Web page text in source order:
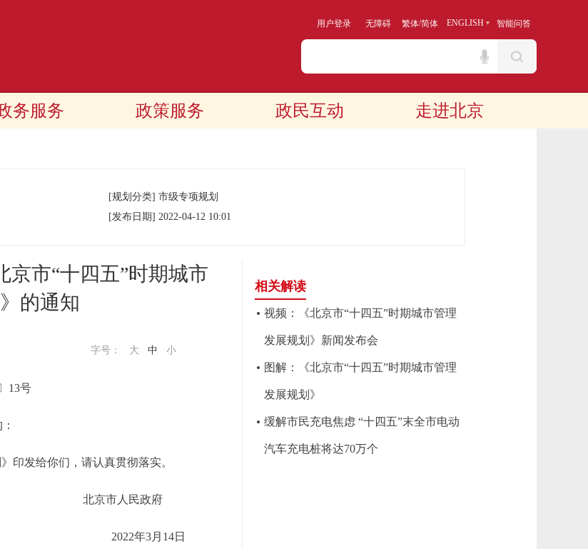
用户登录 无障碍 繁体/简体 ENGLISH 智能问答
务服务 政策服务 政民互动 走进北京
[规划分类] 市级专项规划
[发布日期] 2022-04-12 10:01
市“十四五”时期城市
的通知
字号： 大 中 小
13号
发给你们，请认真贯彻落实。
北京市人民政府
2022年3月14日
相关解读
视频：《北京市“十四五”时期城市管理
发展规划》新闻发布会
图解：《北京市“十四五”时期城市管理
发展规划》
缓解市民充电焦虑 “十四五”末全市电动
汽车充电桩将达70万个